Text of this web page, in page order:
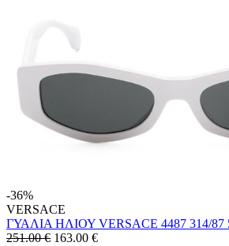
-36%
VERSACE
ΓΥΑΛΙΑ ΗΛΙΟΥ VERSACE 4487 314/87
251.00 € 163.00 €